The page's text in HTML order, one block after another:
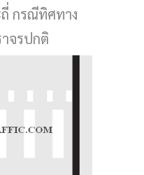
ถี่ กรณีทิศทาง
จรปกติ